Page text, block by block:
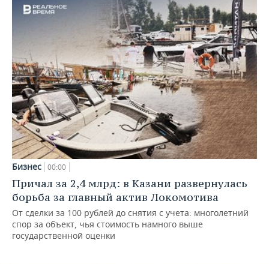
Бизнес 00:00
Причал за 2,4 млрд: в Казани развернулась
борьба за главный актив Локомотива
От сделки за 100 рублей до снятия с учета: многолетний
спор за объект, чья стоимость намного выше
государственной оценки